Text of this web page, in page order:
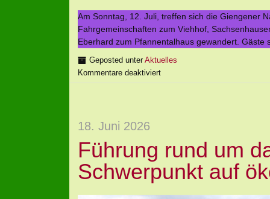
Am Sonntag, 12. Juli, treffen sich die Giengener
Fahrgemeinschaften zum Viehhof,
Eberhard zum Pfannentalhaus gewandert. Gäste
Geposted unterAktuelles
Kommentare deaktiviert
18. Juni 2026
Führung rund um
Schwerpunkt auf